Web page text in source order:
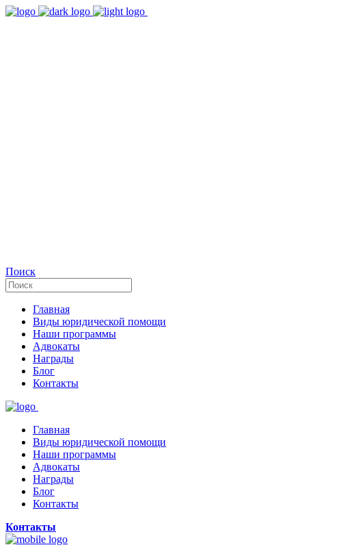
Поиск
Главная
Виды юридической помощи
Наши программы
Адвокаты
Награды
Блог
Контакты
Главная
Виды юридической помощи
Наши программы
Адвокаты
Награды
Блог
Контакты
Контакты